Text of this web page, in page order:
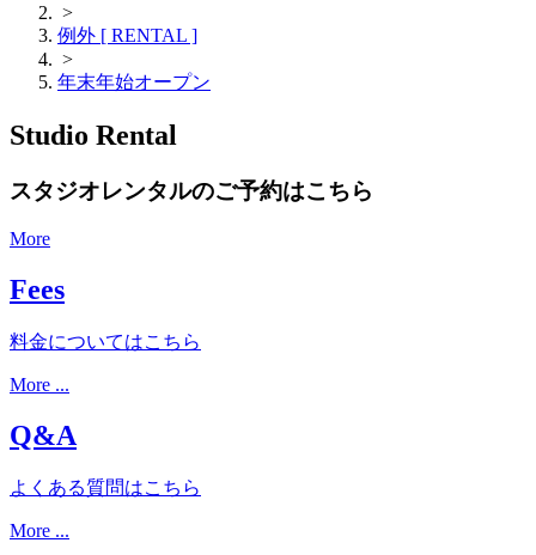
>
例外 [ RENTAL ]
>
年末年始オープン
Studio Rental
スタジオレンタルのご予約はこちら
More
Fees
料金についてはこちら
More ...
Q&A
よくある質問はこちら
More ...